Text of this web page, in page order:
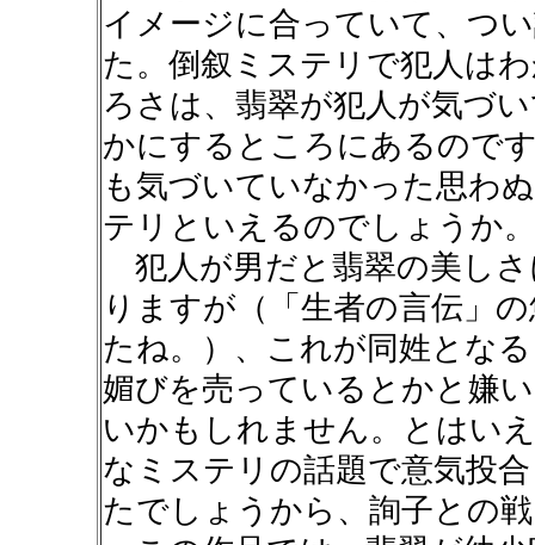
イメージに合っていて、つ
た。倒叙ミステリで犯人は
ろさは、翡翠が犯人が気づ
かにするところにあるので
も気づいていなかった思わ
テリといえるのでしょうか。
犯人が男だと翡翠の美し
りますが（「生者の言伝」
たね。）、これが同姓とな
媚びを売っているとかと嫌
いかもしれません。とはい
なミステリの話題で意気投
たでしょうから、詢子との